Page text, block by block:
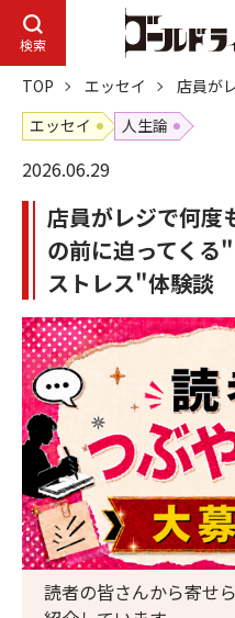
検索
TOP エッセイ
店員が
エッセイ
人生論
2026.06.29
店員がレジで何度
の前に迫ってく
ストレス"体験談
読者の皆さんから寄せ